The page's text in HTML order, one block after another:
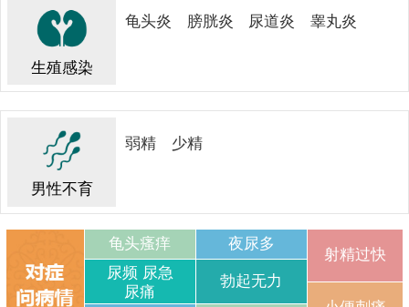
生殖感染
龟头炎 膀胱炎 尿道炎 睾丸炎
男性不育
弱精 少精
龟头瘙痒
夜尿多
尿频 尿急
尿痛
勃起无力
射精过快